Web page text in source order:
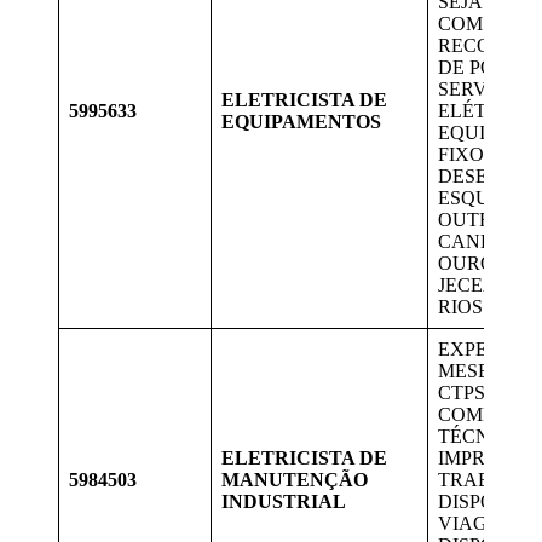
5995633
ELETRICISTA DE
EQUIPAMENTOS
COM
DE
ELÉTRICA
FIXOS;
OUTROS;
OURO
JECEABA,
RIOS.
5984503
ELETRICISTA DE
MANUTENÇÃO
INDUSTRIAL
MESES
CTPS;
TÉCNICO
VIAGENS